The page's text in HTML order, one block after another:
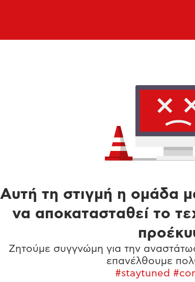
Αυτή τη στιγμή η ομάδα
να αποκατασταθεί το
Ζητούμε συγγνώμη για την
επανέλθουμε
#staytuned